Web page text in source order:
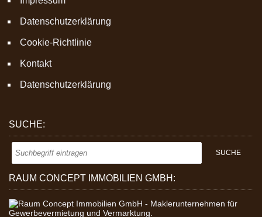
Datenschutzerklärung
Cookie-Richtlinie
Kontakt
Datenschutzerklärung
SUCHE:
RAUM CONCEPT IMMOBILIEN GMBH: